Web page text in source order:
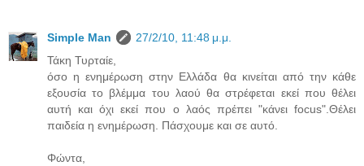
Simple Man
27/2/10, 11:48 μ.μ.
Τάκη Τυρταίε,
όσο η ενημέρωση στην Ελλάδα θα κινείται από την κάθε
εξουσία το βλέμμα του λαού θα στρέφεται εκεί που θέλει
αυτή και όχι εκεί που ο λαός πρέπει "κάνει focus".Θέλει
παιδεία η ενημέρωση. Πάσχουμε και σε αυτό.
Φώντα,